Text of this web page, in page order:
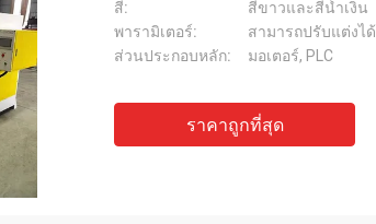
สี:
สีขาวและสีน้ำเงิน
พารามิเตอร์:
สามารถปรับแต่งได้
ส่วนประกอบหลัก:
มอเตอร์, PLC
ราคาถูกที่สุด